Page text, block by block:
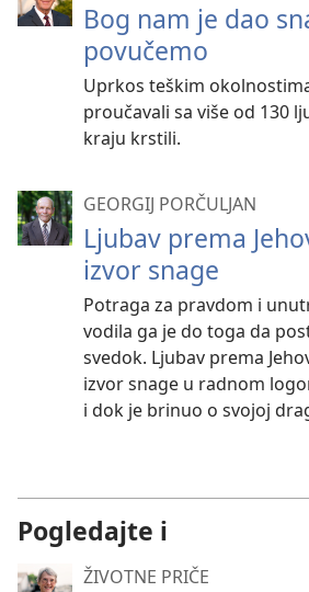
Bog nam je dao
povučemo
Uprkos teškim
proučavali sa više od 130
kraju krstili.
GEORGIJ PORČULJAN
Ljubav prema
izvor snage
Potraga za pravdom i
vodila ga je do toga da
svedok. Ljubav prema
izvor snage u radnom
i dok je brinuo o svojoj
Pogledajte i
ŽIVOTNE PRIČE